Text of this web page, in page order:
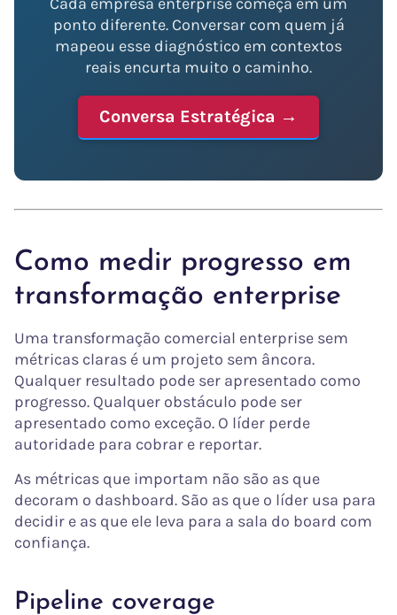
ponto diferente. Conversar com quem já
mapeou esse diagnóstico em contextos
reais encurta muito o caminho.
Conversa Estratégica →
Como medir progresso em
transformação enterprise
Uma transformação comercial enterprise sem
métricas claras é um projeto sem âncora.
Qualquer resultado pode ser apresentado como
progresso. Qualquer obstáculo pode ser
apresentado como exceção. O líder perde
autoridade para cobrar e reportar.
As métricas que importam não são as que
decoram o dashboard. São as que o líder usa para
decidir e as que ele leva para a sala do board com
confiança.
Pipeline coverage